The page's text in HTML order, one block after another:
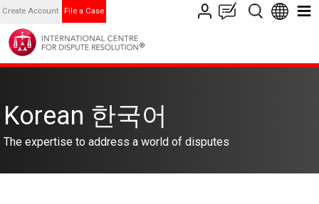
Create Account File a Case
Korean 한국어
The expertise to address a world of disputes